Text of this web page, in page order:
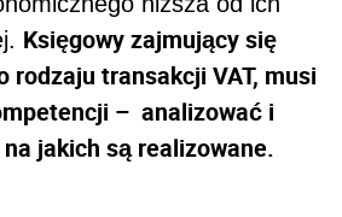
Księgowy zajmujący się
rodzaju transakcji VAT, musi
– analizować i
jakich są realizowane.